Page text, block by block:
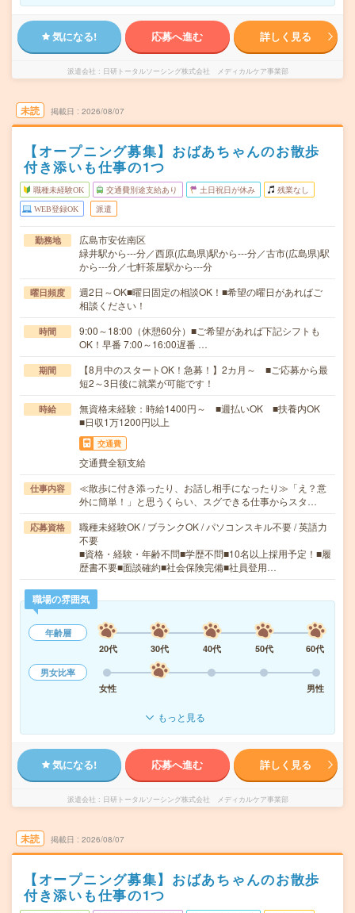
気になる! 応募へ進む 詳しく見る
派遣会社 日研トータルソーシング株式会社 メディカルケア事業部
未読 掲載日 2026/08/07
【オープニング募集】おばあちゃんのお散歩
付き添いも仕事の1つ
職種未経験OK 交通費別途支給あり 土日祝日が休み 残業なし
WEB登録OK 派遣
勤務地
広島市安佐南区
緑井駅から---分／西原(広島県)駅から---分／古市(広島県)駅
から---分／七軒茶屋駅から---分
曜日頻度
週2日～OK■曜日固定の相談OK！■希望の曜日があればご
相談ください！
時間
9:00～18:00（休憩60分）■ご希望があれば下記シフトも
OK！早番 7:00～16:00遅番 …
期間
【8月中のスタートOK！急募！】2カ月～ ■ご応募から最
短2～3日後に就業が可能です！
時給
無資格未経験：時給1400円～ ■週払いOK ■扶養内OK
■日収1万1200円以上
交通費
交通費全額支給
仕事内容
≪散歩に付き添ったり、お話し相手になったり≫「え？意
外に簡単！」と思うくらい、スグできる仕事からスタ…
応募資格
職種未経験OK / ブランクOK / パソコンスキル不要 / 英語力
不要
■資格・経験・年齢不問■学歴不問■10名以上採用予定！■履
歴書不要■面談確約■社会保険完備■社員登用…
職場の雰囲気
年齢層
20代
30代 40代 50代
60代
男女比率
女性
男性
もっと見る
気になる! 応募へ進む 詳しく見る
派遣会社 日研トータルソーシング株式会社 メディカルケア事業部
未読 掲載日 2026/08/07
【オープニング募集】おばあちゃんのお散歩
付き添いも仕事の1つ